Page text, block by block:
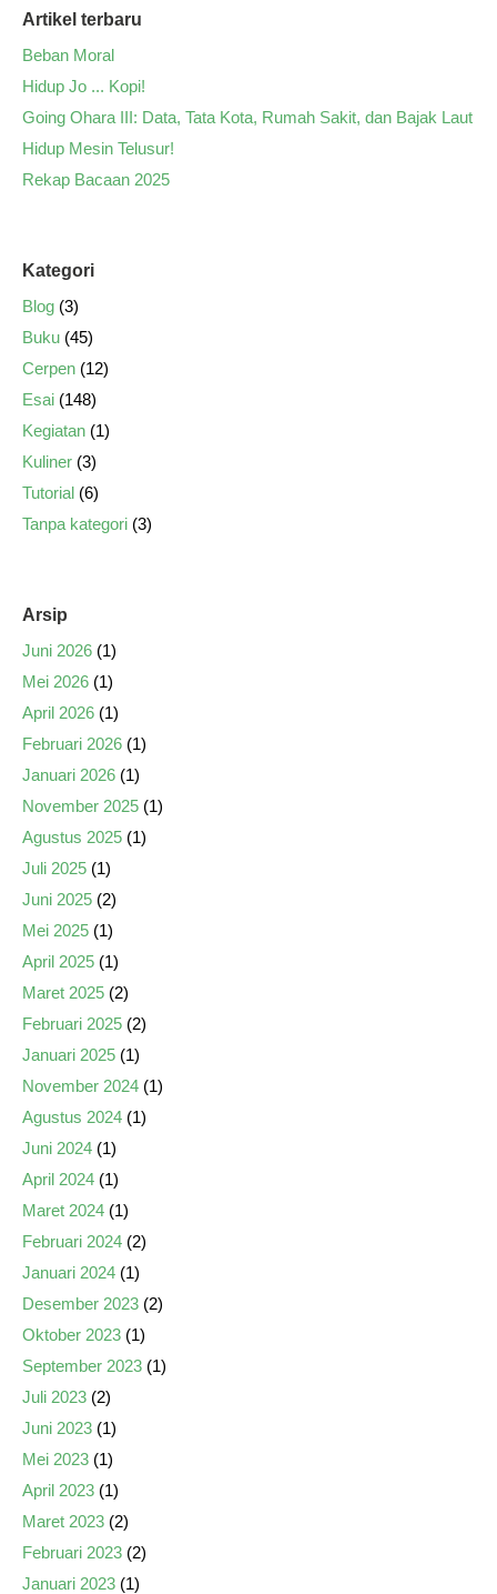
Artikel terbaru
Beban Moral
Hidup Jo ... Kopi!
Going Ohara III: Data, Tata Kota, Rumah Sakit, dan Bajak Laut
Hidup Mesin Telusur!
Rekap Bacaan 2025
Kategori
Blog (3)
Buku (45)
Cerpen (12)
Esai (148)
Kegiatan (1)
Kuliner (3)
Tutorial (6)
Tanpa kategori (3)
Arsip
Juni 2026 (1)
Mei 2026 (1)
April 2026 (1)
Februari 2026 (1)
Januari 2026 (1)
November 2025 (1)
Agustus 2025 (1)
Juli 2025 (1)
Juni 2025 (2)
Mei 2025 (1)
April 2025 (1)
Maret 2025 (2)
Februari 2025 (2)
Januari 2025 (1)
November 2024 (1)
Agustus 2024 (1)
Juni 2024 (1)
April 2024 (1)
Maret 2024 (1)
Februari 2024 (2)
Januari 2024 (1)
Desember 2023 (2)
Oktober 2023 (1)
September 2023 (1)
Juli 2023 (2)
Juni 2023 (1)
Mei 2023 (1)
April 2023 (1)
Maret 2023 (2)
Februari 2023 (2)
Januari 2023 (1)